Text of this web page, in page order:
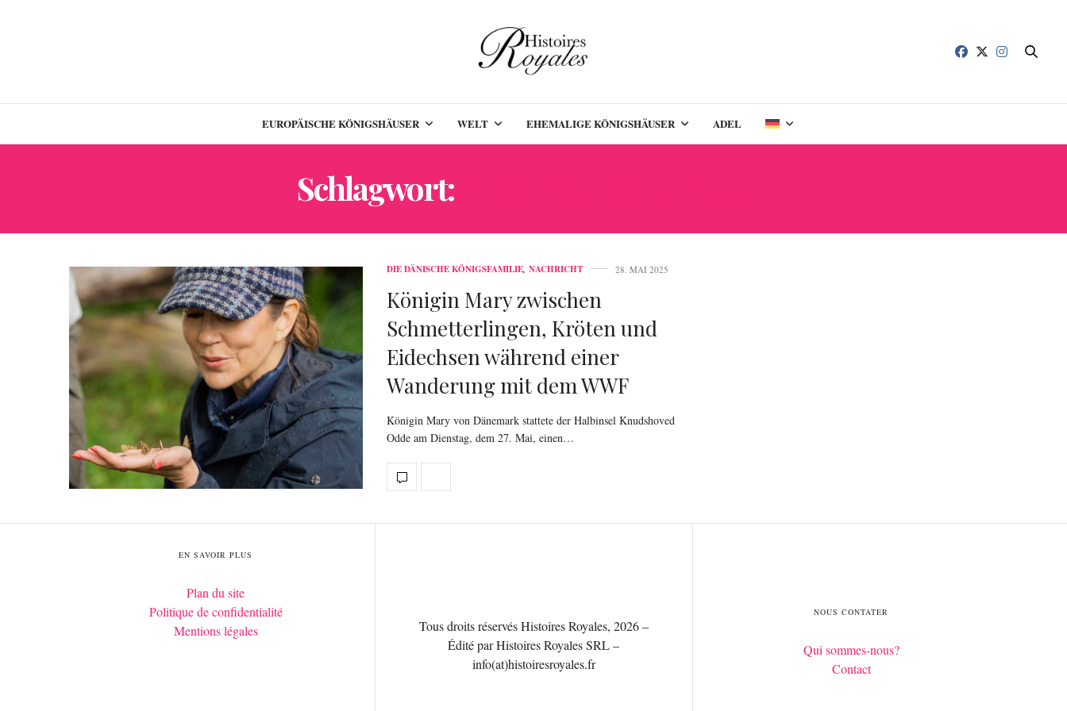
EUROPÄISCHE KÖNIGSHÄUSER WELT EHEMALIGE KÖNIGSHÄUSER ADEL
Schlagwort:
DIE DÄNISCHE KÖNIGSFAMILIE, NACHRICHT 28. MAI 2025
Königin Mary zwischen
Schmetterlingen, Kröten und
Eidechsen während einer
Wanderung mit dem WWF
Königin Mary von Dänemark stattete der Halbinsel Knudshoved
Odde am Dienstag, dem 27. Mai, einen…
EN SAVOIR PLUS
Plan du site
Politique de confidentialité
Mentions légales
Tous droits réservés Histoires Royales, 2026 –
Édité par Histoires Royales SRL –
info(at)histoiresroyales.fr
NOUS CONTATER
Qui sommes-nous?
Contact